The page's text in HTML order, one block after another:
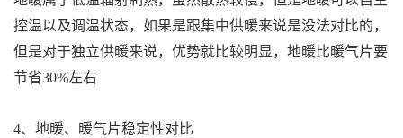
控温以及调温状态，如果是跟集中供暖来说是没法对比的，
但是对于独立供暖来说，优势就比较明显，地暖比暖气片要
节省30%左右
4、地暖、暖气片稳定性对比